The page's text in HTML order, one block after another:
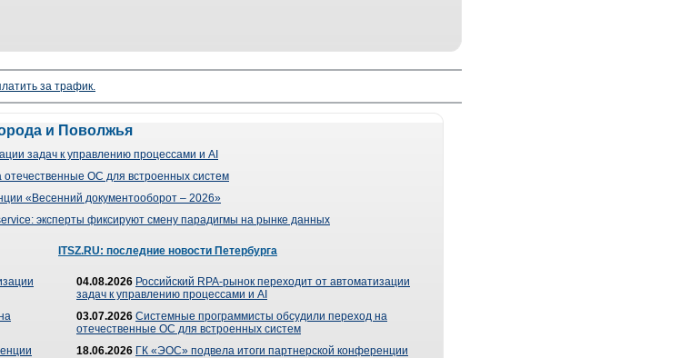
за трафик.
и Поволжья
задач к управлению процессами и AI
ОС для встроенных систем
«Весенний документооборот – 2026»
эксперты фиксируют смену парадигмы на рынке данных
ITSZ.RU: последние новости Петербурга
04.08.2026 Российский RPA-рынок переходит от автоматизации
задач к управлению процессами и AI
03.07.2026 Системные программисты обсудили переход на
отечественные ОС для встроенных систем
18.06.2026 ГК «ЭОС» подвела итоги партнерской конференции